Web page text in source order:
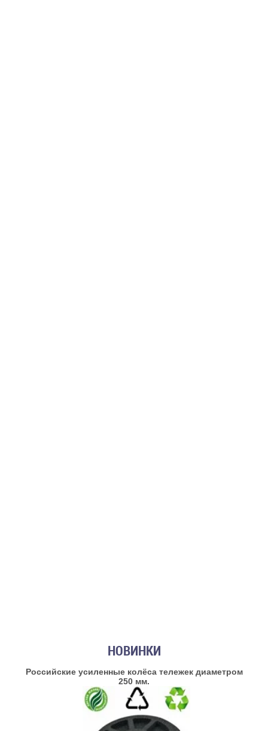
НОВИНКИ
Российские усиленные колёса тележек диаметром
250 мм.